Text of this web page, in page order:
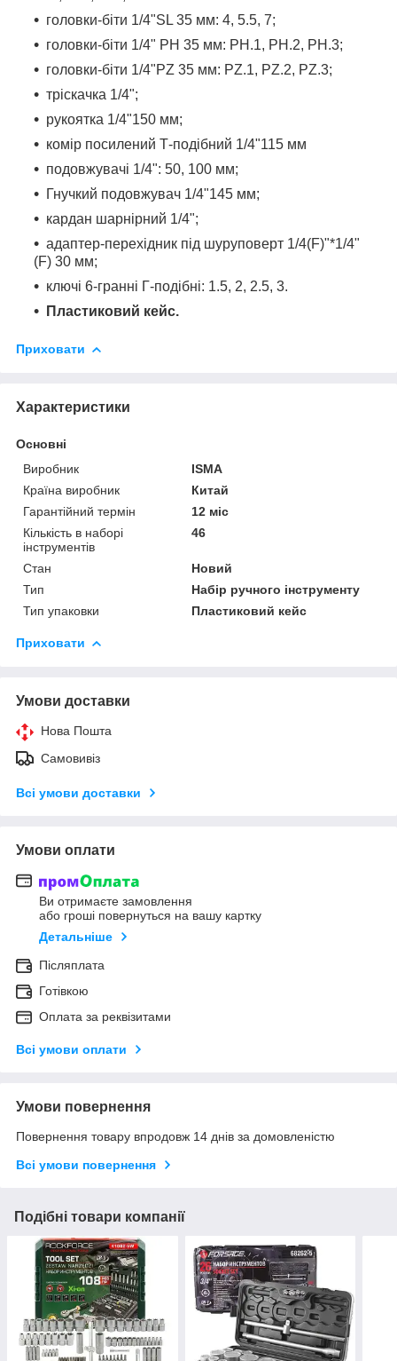
головки-біти 1/4"SL 35 мм: 4, 5.5, 7;
головки-біти 1/4" РН 35 мм: РН.1, РН.2, РН.3;
головки-біти 1/4"PZ 35 мм: PZ.1, PZ.2, PZ.3;
тріскачка 1/4";
рукоятка 1/4"150 мм;
комір посилений Т-подібний 1/4"115 мм
подовжувачі 1/4": 50, 100 мм;
Гнучкий подовжувач 1/4"145 мм;
кардан шарнірний 1/4";
адаптер-перехідник під шуруповерт 1/4(F)"*1/4"
(F) 30 мм;
ключі 6-гранні Г-подібні: 1.5, 2, 2.5, 3.
Пластиковий кейс.
Приховати
Характеристики
Основні
Виробник
ISMA
Країна виробник
Китай
Гарантійний термін
12 міс
Кількість в наборі
інструментів
46
Стан
Новий
Тип
Набір ручного інструменту
Тип упаковки
Пластиковий кейс
Приховати
Умови доставки
Нова Пошта
Самовивіз
Всі умови доставки
Умови оплати
Ви отримаєте замовлення
або гроші повернуться на вашу картку
Детальніше
Післяплата
Готівкою
Оплата за реквізитами
Всі умови оплати
Умови повернення
Повернення товару впродовж 14 днів за домовленістю
Всі умови повернення
Подібні товари компанії